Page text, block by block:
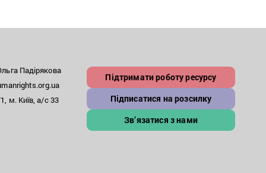
Падірякова
м. Київ, а/с 33
Підтримати роботу ресурсу
Підписатися на розсилку
Зв’язатися з нами